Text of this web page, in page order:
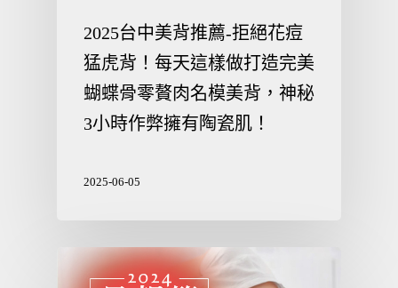
2025台中美背推薦-拒絕花痘
猛虎背！每天這樣做打造完美
蝴蝶骨零贅肉名模美背，神秘
3小時作弊擁有陶瓷肌！
2025-06-05